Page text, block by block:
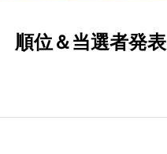
位＆当選者発表